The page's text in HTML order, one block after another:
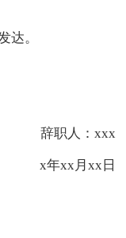
。
辞职人：xxx
x年xx月xx日